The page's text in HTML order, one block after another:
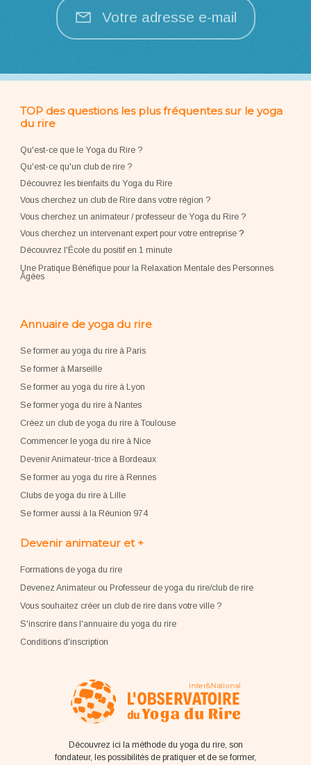
Votre adresse e-mail
TOP des questions les plus fréquentes sur le yoga
du rire
Qu'est-ce que le Yoga du Rire ?
Qu'est-ce qu'un club de rire ?
Découvrez les bienfaits du Yoga du Rire
Vous cherchez un club de Rire dans votre région ?
Vous cherchez un animateur / professeur de Yoga du Rire ?
Vous cherchez un intervenant expert pour votre entreprise?
Découvrez l'École du positif en 1 minute
Une Pratique Bénéfique pour la Relaxation Mentale des Personnes
Âgées
Annuaire de yoga du rire
Se former au yoga du rire à Paris
Se former à Marseille
Se former au yoga du rire à Lyon
Se former yoga du rire à Nantes
Créez un club de yoga du rire à Toulouse
Commencer le yoga du rire à Nice
Devenir Animateur-trice à Bordeaux
Se former au yoga du rire à Rennes
Clubs de yoga du rire à Lille
Se former aussi à la Réunion 974
Devenir animateur et +
Formations de yoga du rire
Devenez Animateur ou Professeur de yoga du rire/club de rire
Vous souhaitez créer un club de rire dans votre ville ?
S'inscrire dans l'annuaire du yoga du rire
Conditions d'inscription
Découvrez ici la méthode du yoga du rire, son
fondateur, les possibilités de pratiquer et de se former,